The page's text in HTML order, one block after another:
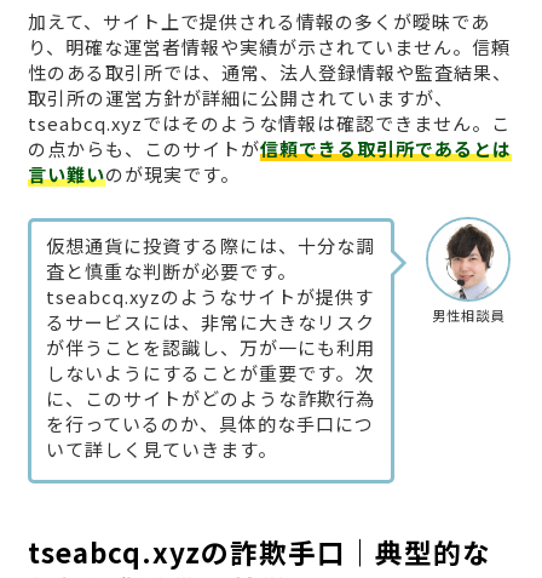
加えて、サイト上で提供される情報の多くが曖昧であ
り、明確な運営者情報や実績が示されていません。信頼
性のある取引所では、通常、法人登録情報や監査結果、
取引所の運営方針が詳細に公開されていますが、
tseabcq.xyzではそのような情報は確認できません。こ
の点からも、このサイトが信頼できる取引所であるとは
言い難いのが現実です。
男性相談員
仮想通貨に投資する際には、十分な調
査と慎重な判断が必要です。
tseabcq.xyzのようなサイトが提供す
るサービスには、非常に大きなリスク
が伴うことを認識し、万が一にも利用
しないようにすることが重要です。次
に、このサイトがどのような詐欺行為
を行っているのか、具体的な手口につ
いて詳しく見ていきます。
tseabcq.xyzの詐欺手口｜典型的な